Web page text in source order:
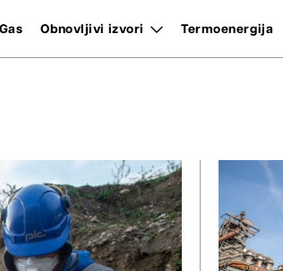
Gas Obnovljivi izvori Termoenergija